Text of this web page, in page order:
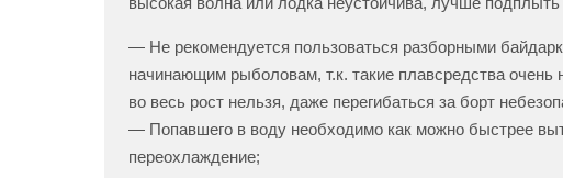
— Не рекомендуется пользоваться разборными
начинающим рыболовам, т.к. такие плавсредства очень
во весь рост нельзя, даже перегибаться за борт
— Попавшего в воду необходимо как можно быстрее
переохлаждение;